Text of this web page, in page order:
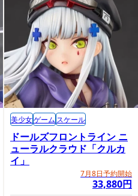
ドールズフロントライン ニ
ューラルクラウド「クルカ
イ」
7月8日予約開始
33,880円
美少女ゲーム スケール